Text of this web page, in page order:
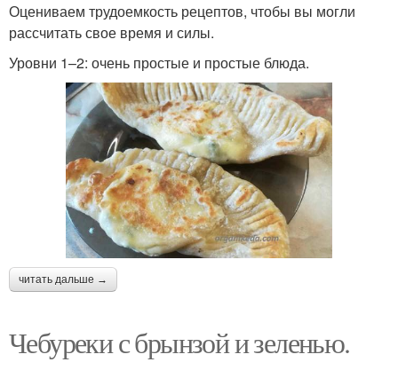
Оцениваем трудоемкость рецептов, чтобы вы могли
рассчитать свое время и силы.
Уровни 1–2: очень простые и простые блюда.
читать дальше →
Чебуреки с брынзой и зеленью.